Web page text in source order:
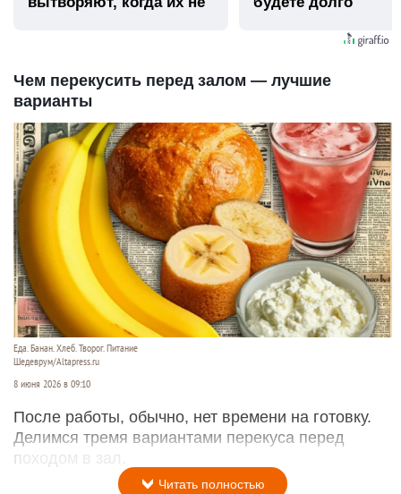
Чем перекусить перед залом — лучшие
варианты
Еда. Банан. Хлеб. Творог. Питание
Шедеврум/Altapress.ru
8 июня 2026 в 09:10
После работы, обычно, нет времени на готовку.
Делимся тремя вариантами перекуса перед
походом в зал.
Читать полностью